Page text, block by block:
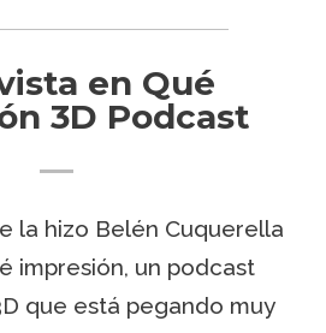
en Qué
3D Podcast
la hizo Belén Cuquerella
impresión, un podcast
que está pegando muy